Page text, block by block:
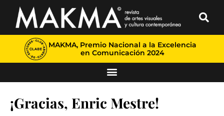
MAKMA, Premio Nacional a la Excelencia
en Comunicación 2024
¡Gracias, Enric Mestre!